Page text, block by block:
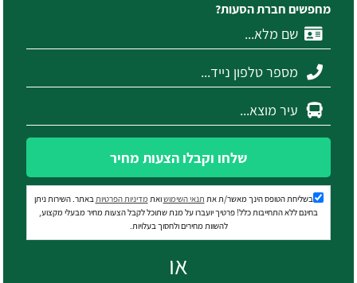
מחפשים חברת הסעות?
שלחו וקבלו הצעות מחיר
בשליחת הטופס הינך מאשר/ת את תנאי השימושואת מדיניות הפרטיותבאתר. השירות ניתן
בחינם ללא התחייבות כלל! פרטיך יועברו על מנת שתוכל לקבל הצעות מחיר מבעלי מקצוע,
להשוות מחירים ולחסוך בעלויות.
או